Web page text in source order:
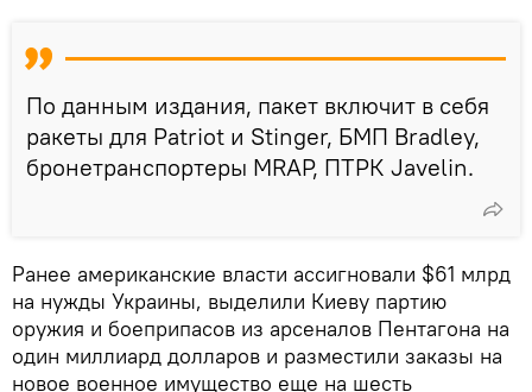
По данным издания, пакет включит в себя
ракеты для Patriot и Stinger, БМП Bradley,
бронетранспортеры MRAP, ПТРК Javelin.
Ранее американские власти ассигновали $61 млрд
на нужды Украины, выделили Киеву партию
оружия и боеприпасов из арсеналов Пентагона на
один миллиард долларов и разместили заказы на
новое военное имущество еще на шесть